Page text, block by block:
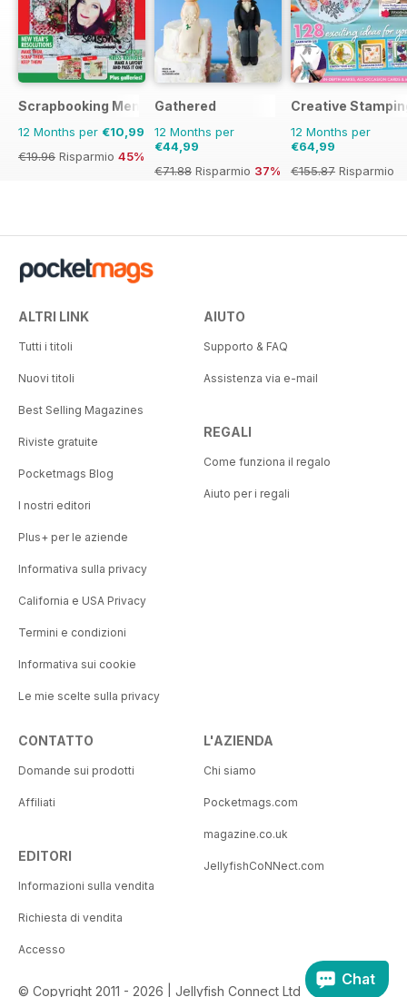
Scrapbooking Memories
12 Months per €10,99
€19.96 Risparmio 45%
Gathered
12 Months per
€44,99
€71.88 Risparmio 37%
Creative
12 Months per
€64,99
€155.87 Risparmio
ALTRI LINK
Tutti i titoli
Nuovi titoli
Best Selling Magazines
Riviste gratuite
Pocketmags Blog
I nostri editori
Plus+ per le aziende
Informativa sulla privacy
California e USA Privacy
Termini e condizioni
Informativa sui cookie
Le mie scelte sulla privacy
AIUTO
Supporto & FAQ
Assistenza via e-mail
REGALI
Come funziona il regalo
Aiuto per i regali
CONTATTO
Domande sui prodotti
Affiliati
EDITORI
Informazioni sulla vendita
Richiesta di vendita
Accesso
L'AZIENDA
Chi siamo
Pocketmags.com
magazine.co.uk
JellyfishCoNNect.com
© Copyright 2011 - 2026 | Jellyfish Connect Ltd
Chat